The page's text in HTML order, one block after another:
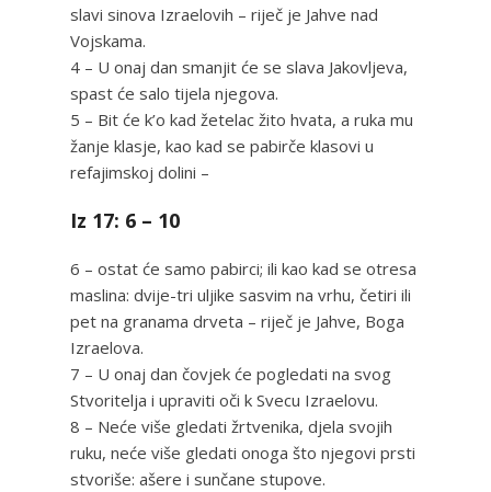
slavi sinova Izraelovih – riječ je Jahve nad
Vojskama.
4 – U onaj dan smanjit će se slava Jakovljeva,
spast će salo tijela njegova.
5 – Bit će k’o kad žetelac žito hvata, a ruka mu
žanje klasje, kao kad se pabirče klasovi u
refajimskoj dolini –
Iz 17: 6 – 10
6 – ostat će samo pabirci; ili kao kad se otresa
maslina: dvije-tri uljike sasvim na vrhu, četiri ili
pet na granama drveta – riječ je Jahve, Boga
Izraelova.
7 – U onaj dan čovjek će pogledati na svog
Stvoritelja i upraviti oči k Svecu Izraelovu.
8 – Neće više gledati žrtvenika, djela svojih
ruku, neće više gledati onoga što njegovi prsti
stvoriše: ašere i sunčane stupove.